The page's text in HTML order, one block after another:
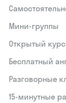
Мини-группы
Открытый
Бесплатный
Разговорные
15‑минутные